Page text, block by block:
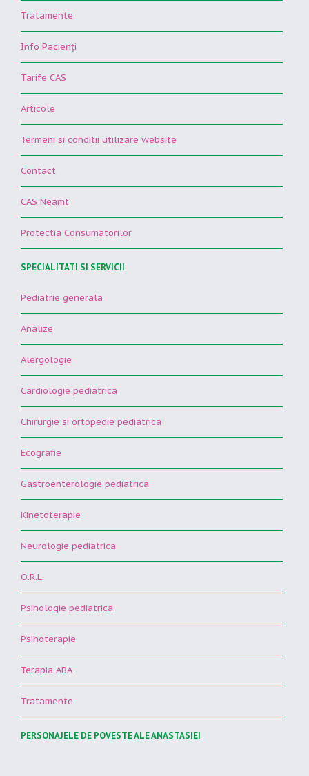
Tratamente
Info Pacienţi
Tarife CAS
Articole
Termeni si conditii utilizare website
Contact
CAS Neamt
Protectia Consumatorilor
SPECIALITATI SI SERVICII
Pediatrie generala
Analize
Alergologie
Cardiologie pediatrica
Chirurgie si ortopedie pediatrica
Ecografie
Gastroenterologie pediatrica
Kinetoterapie
Neurologie pediatrica
O.R.L.
Psihologie pediatrica
Psihoterapie
Terapia ABA
Tratamente
PERSONAJELE DE POVESTE ALE ANASTASIEI